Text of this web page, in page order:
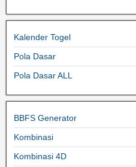
Kalender Togel
Pola Dasar
Pola Dasar ALL
BBFS Generator
Kombinasi
Kombinasi 4D